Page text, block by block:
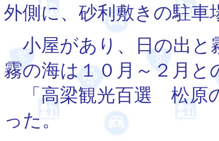
外側に、砂利敷きの駐
小屋があり、日の出と
霧の海は１０月～２月と
「高梁観光百選 松原
った。